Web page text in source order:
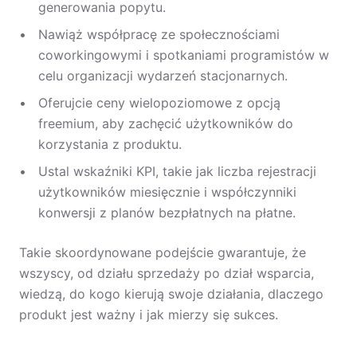
generowania popytu.
Nawiąż współpracę ze społecznościami
coworkingowymi i spotkaniami programistów w
celu organizacji wydarzeń stacjonarnych.
Oferujcie ceny wielopoziomowe z opcją
freemium, aby zachęcić użytkowników do
korzystania z produktu.
Ustal wskaźniki KPI, takie jak liczba rejestracji
użytkowników miesięcznie i współczynniki
konwersji z planów bezpłatnych na płatne.
Takie skoordynowane podejście gwarantuje, że
wszyscy, od działu sprzedaży po dział wsparcia,
wiedzą, do kogo kierują swoje działania, dlaczego
produkt jest ważny i jak mierzy się sukces.